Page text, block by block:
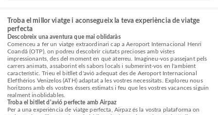
Troba el millor viatge i aconsegueix la teva experiència de viatge
perfecta
Descobreix una aventura que mai oblidaràs
Comenceu a fer un viatge extraordinari cap a Aeroport Internacional Henri
Coandă (OTP), on podreu descobrir ciutats precioses amb vistes
impressionants, des del moment en què aterreu. Imagineu-vos passejant pels
carrers animats, assaborint els sabors locals i submerint-vos en l'ambient
característic. Trieu el bitllet d'avió adequat des de Aeroport Internacional
Elefthérios Venizelos (ATH) adaptat a les vostres necessitats. Exploreu nous
horitzons amb els vostres éssers estimats i feu que les vostres vacances siguin
realment inoblidables.
Troba el bitllet d'avió perfecte amb Airpaz
Per a una experiència de viatge perfecta, Airpaz és la vostra plataforma on